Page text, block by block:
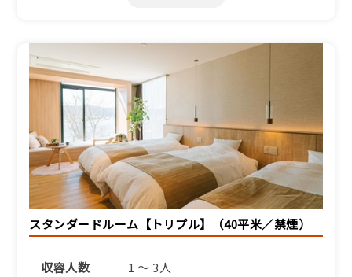
上質な食の旅＞】京都和
牛・地魚・オーガニック野
菜など丹後の食材を厳選
【SP】
1泊2食付き
32,340円/人/泊 ～
詳細
スタンダードルーム【トリプル】（40平米／禁煙）
収容人数 1 ～ 3人